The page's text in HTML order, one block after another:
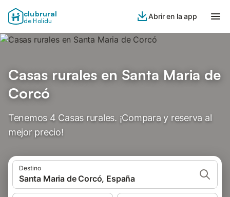
clubrural
de Holidu
Abrir en la app
Casas rurales en Santa Maria de
Corcó
Tenemos 4 Casas rurales. ¡Compara y reserva al
mejor precio!
Destino
Santa Maria de Corcó, España